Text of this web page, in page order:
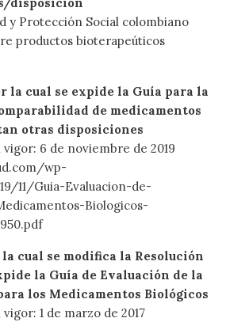
y Protección Social colombiano
productos bioterapeúticos
la cual se expide la Guía para la
de medicamentos
otras disposiciones
6 de noviembre de 2019
wp-
11/Guia-Evaluacion-de-
Biologicos-
cual se modifica la Resolución
la Guía de Evaluación de la
los Medicamentos Biológicos
1 de marzo de 2017